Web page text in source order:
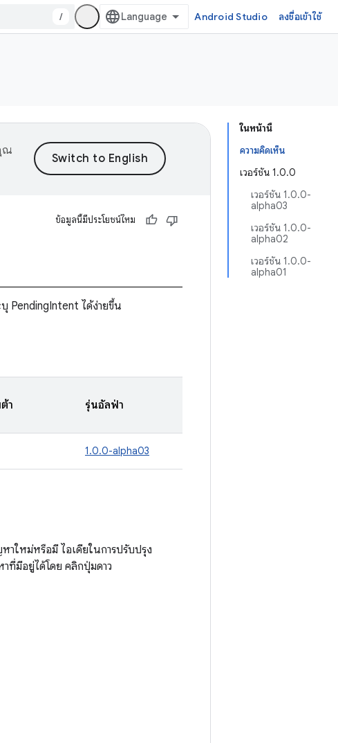
/ Android Studio ลงชื่อเข้าใช้
ในหน้านี้
ความคิดเห็น
เวอร์ชัน 1.0.0
เวอร์ชัน 1.0.0-
alpha03
เวอร์ชัน 1.0.0-
alpha02
เวอร์ชัน 1.0.0-
alpha01
ณ
ข้อมูลนี้มีประโยชน์ไหม
PendingIntent ได้ง่ายขึ้น
า รุ่นอัลฟ่า
1.0.0-alpha03
ใหม่หรือมี ไอเดียในการปรับปรุง
ที่มีอยู่ได้โดย คลิกปุ่มดาว